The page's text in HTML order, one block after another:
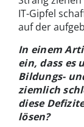
IT-Gipfel
auf der
In einem
ein, dass es
Bildungs-
ziemlich
diese
lösen?